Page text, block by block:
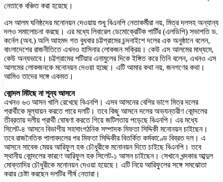
নেতাকে বঞ্চিত করা হয়েছে।
এস আলম ঘনিষ্ঠদের মনোনয়ন দেওয়ায় শুধু বিএনপি নেতাকর্মীরা নয়, মিত্র দলসহ অন্যান্য
দলও সমালোচনা করছে। এর মধ্যে লিবারেল ডেমোক্রেটিক পার্টির (এলডিপি) সভাপতি ড.
কর্নেল (অব.) অলি আহমদ গত বুধবার চট্টগ্রামের চন্দনাইশে দলের এক অনুষ্ঠানে বলেন,
বাংলাদেশের রাজনীতিতে এখনও হাসিনার লোকজন সক্রিয়। কেউ এস আলমের মাধ্যমে,
কেউ অন্যভাবে। চট্টগ্রামের পটিয়ার এনামুলের দিকে ইঙ্গিত করে তিনি বলেন, এখনও এস
আলমের লোকজনকে মনোনয়ন দেওয়া হচ্ছে। এটি আমার কথা নয়, জনগণের কথা।
আমিও তাদের সঙ্গে একমত।
কোন্দল মিটছে না শূন্য আসনে
এখনও ৬৩ আসন খালি রেখেছে বিএনপি। এসব আসনের বেশির ভাগে মিত্র দলের
প্রার্থীকে মূল্যায়ন করতে পারে দলটি। তবে কিছু আসনে দলের অভ্যন্তরীণ কোন্দলের
তীব্রতায় দলীয় প্রার্থী ঘোষণা করতে গিয়ে জটিলতায় পড়েছে বিএনপি। এর মধ্যে
সিলেট-৪ আসনে বিভাগীয় সহসাংগঠনিক সম্পাদক মিফতা সিদ্দিকী মনোনয়ন চাইছেন।
তবে রাজনৈতিক পালাবদলের পর মিফতা সিদ্দিকীর বিতর্কিত কর্মকাণ্ডে বিব্রত দল। এ
আসনে সাবেক মেয়র আরিফুল হক চৌধুরীকে মনোনয়ন দিতে চাইছে বিএনপি। তবে
স্থানীয় কোন্দলের কারণে আরিফুল হক সিলেট-১ আসন চাইছেন। সেখানে খন্দকার আব্দুল
মোক্তাদির চৌধুরীকে মনোনয়ন দেওয়া হয়েছে। এটি নিয়ে আরিফুলের সঙ্গে সমঝোতা
করার চেষ্টা করছেন দলটির শীর্ষ নেতারা।